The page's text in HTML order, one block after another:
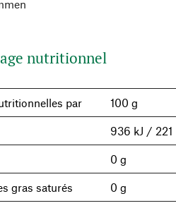
nutritionnel
par 100 g
936 kJ / 221
0 g
gras saturés 0 g